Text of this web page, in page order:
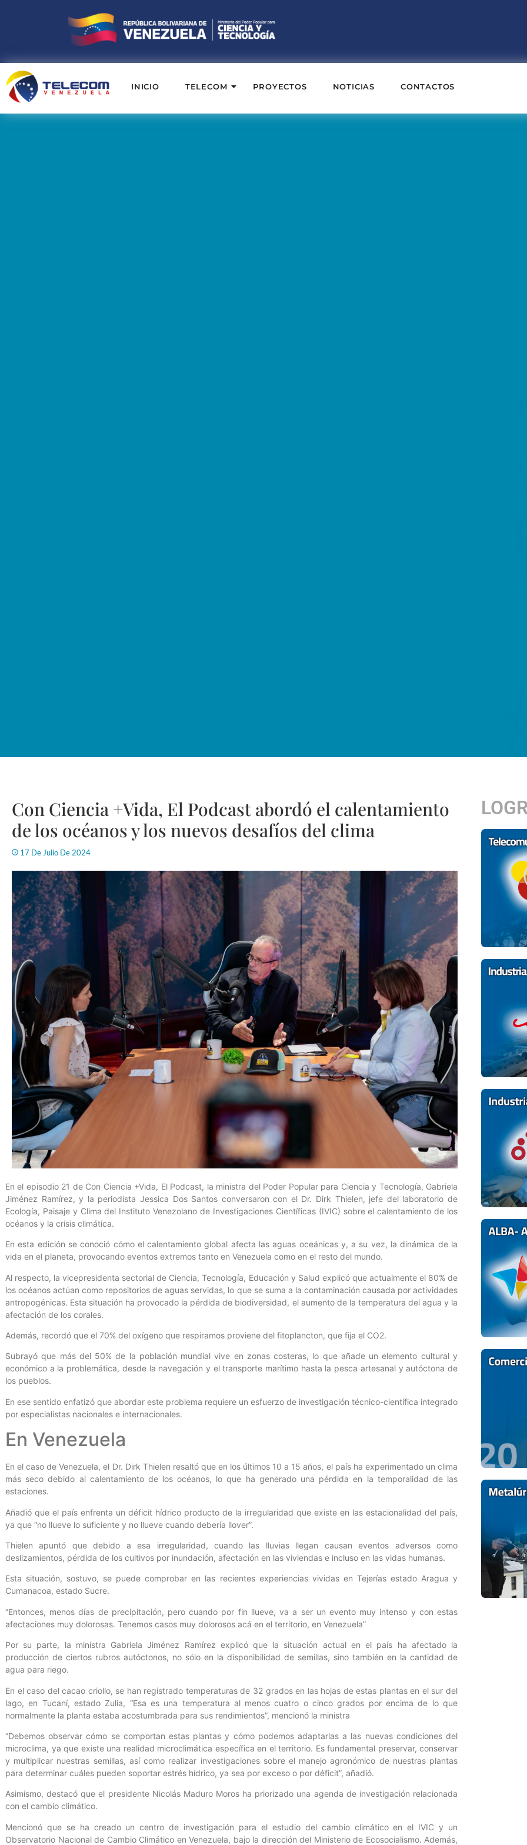
INICIO TELECOM PROYECTOS NOTICIAS CONTACTOS
Con Ciencia +Vida, El Podcast abordó el calentamiento
de los océanos y los nuevos desafíos del clima
17 De Julio De 2024
En el episodio 21 de Con Ciencia +Vida, El Podcast, la ministra del Poder Popular para Ciencia y Tecnología, Gabriela
Jiménez Ramírez, y la periodista Jessica Dos Santos conversaron con el Dr. Dirk Thielen, jefe del laboratorio de
Ecología, Paisaje y Clima del Instituto Venezolano de Investigaciones Científicas (IVIC) sobre el calentamiento de los
océanos y la crisis climática.
En esta edición se conoció cómo el calentamiento global afecta las aguas oceánicas y, a su vez, la dinámica de la
vida en el planeta, provocando eventos extremos tanto en Venezuela como en el resto del mundo.
Al respecto, la vicepresidenta sectorial de Ciencia, Tecnología, Educación y Salud explicó que actualmente el 80% de
los océanos actúan como repositorios de aguas servidas, lo que se suma a la contaminación causada por actividades
antropogénicas. Esta situación ha provocado la pérdida de biodiversidad, el aumento de la temperatura del agua y la
afectación de los corales.
Además, recordó que el 70% del oxígeno que respiramos proviene del fitoplancton, que fija el CO2.
Subrayó que más del 50% de la población mundial vive en zonas costeras, lo que añade un elemento cultural y
económico a la problemática, desde la navegación y el transporte marítimo hasta la pesca artesanal y autóctona de
los pueblos.
En ese sentido enfatizó que abordar este problema requiere un esfuerzo de investigación técnico-científica integrado
por especialistas nacionales e internacionales.
En Venezuela
En el caso de Venezuela, el Dr. Dirk Thielen resaltó que en los últimos 10 a 15 años, el país ha experimentado un clima
más seco debido al calentamiento de los océanos, lo que ha generado una pérdida en la temporalidad de las
estaciones.
Añadió que el país enfrenta un déficit hídrico producto de la irregularidad que existe en las estacionalidad del país,
ya que “no llueve lo suficiente y no llueve cuando debería llover”.
Thielen apuntó que debido a esa irregularidad, cuando las lluvias llegan causan eventos adversos como
deslizamientos, pérdida de los cultivos por inundación, afectación en las viviendas e incluso en las vidas humanas.
Esta situación, sostuvo, se puede comprobar en las recientes experiencias vividas en Tejerías estado Aragua y
Cumanacoa, estado Sucre.
“Entonces, menos días de precipitación, pero cuando por fin llueve, va a ser un evento muy intenso y con estas
afectaciones muy dolorosas. Tenemos casos muy dolorosos acá en el territorio, en Venezuela”
Por su parte, la ministra Gabriela Jiménez Ramírez explicó que la situación actual en el país ha afectado la
producción de ciertos rubros autóctonos, no sólo en la disponibilidad de semillas, sino también en la cantidad de
agua para riego.
En el caso del cacao criollo, se han registrado temperaturas de 32 grados en las hojas de estas plantas en el sur del
lago, en Tucaní, estado Zulia, “Esa es una temperatura al menos cuatro o cinco grados por encima de lo que
normalmente la planta estaba acostumbrada para sus rendimientos”, mencionó la ministra
“Debemos observar cómo se comportan estas plantas y cómo podemos adaptarlas a las nuevas condiciones del
microclima, ya que existe una realidad microclimática específica en el territorio. Es fundamental preservar, conservar
y multiplicar nuestras semillas, así como realizar investigaciones sobre el manejo agronómico de nuestras plantas
para determinar cuáles pueden soportar estrés hídrico, ya sea por exceso o por déficit”, añadió.
Asimismo, destacó que el presidente Nicolás Maduro Moros ha priorizado una agenda de investigación relacionada
con el cambio climático.
Mencionó que se ha creado un centro de investigación para el estudio del cambio climático en el IVIC y un
Observatorio Nacional de Cambio Climático en Venezuela, bajo la dirección del Ministerio de Ecosocialismo. Además,